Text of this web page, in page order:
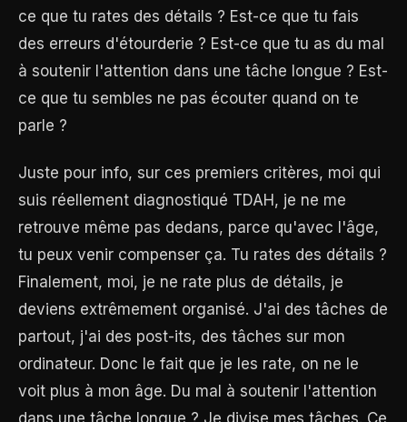
ce que tu rates des détails ? Est-ce que tu fais
des erreurs d'étourderie ? Est-ce que tu as du mal
à soutenir l'attention dans une tâche longue ? Est-
ce que tu sembles ne pas écouter quand on te
parle ?
Juste pour info, sur ces premiers critères, moi qui
suis réellement diagnostiqué TDAH, je ne me
retrouve même pas dedans, parce qu'avec l'âge,
tu peux venir compenser ça. Tu rates des détails ?
Finalement, moi, je ne rate plus de détails, je
deviens extrêmement organisé. J'ai des tâches de
partout, j'ai des post-its, des tâches sur mon
ordinateur. Donc le fait que je les rate, on ne le
voit plus à mon âge. Du mal à soutenir l'attention